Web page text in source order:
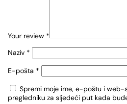
Your review *
Naziv *
E-pošta *
Spremi moje ime, e-poštu i
pregledniku za sljedeći put kada